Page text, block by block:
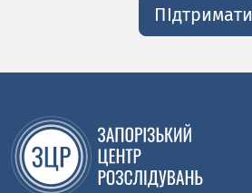
ПІдтримати